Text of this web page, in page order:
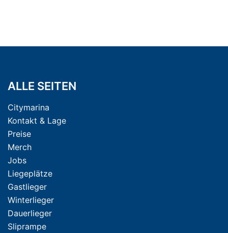
ALLE SEITEN
Citymarina
Kontakt & Lage
Preise
Merch
Jobs
Liegeplätze
Gastlieger
Winterlieger
Dauerlieger
Sliprampe